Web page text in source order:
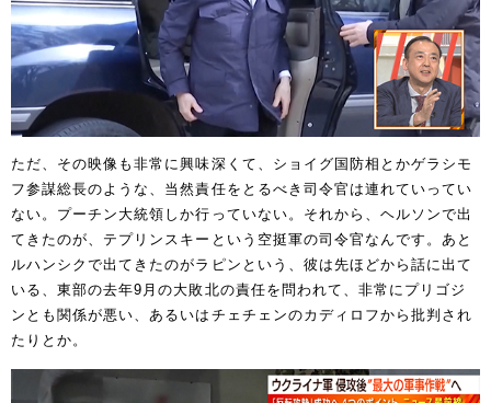
ただ、その映像も非常に興味深くて、ショイグ国防相とかゲラシモ
フ参謀総長のような、当然責任をとるべき司令官は連れていってい
ない。プーチン大統領しか行っていない。それから、ヘルソンで出
てきたのが、テプリンスキーという空挺軍の司令官なんです。あと
ルハンシクで出てきたのがラピンという、彼は先ほどから話に出て
いる、東部の去年9月の大敗北の責任を問われて、非常にプリゴジ
ンとも関係が悪い、あるいはチェチェンのカディロフから批判され
たりとか。